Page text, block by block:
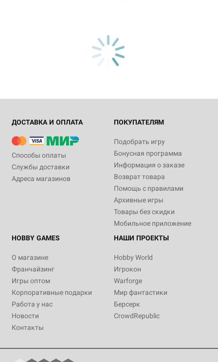
ДОСТАВКА И ОПЛАТА
Способы оплаты
Службы доставки
Адреса магазинов
ПОКУПАТЕЛЯМ
Подобрать игру
Бонусная программа
Информация о заказе
Возврат товара
Помощь с правилами
Архивные игры
Товары без скидки
Мобильное приложение
HOBBY GAMES
О магазине
Франчайзинг
Игры оптом
Корпоративные подарки
Работа у нас
Новости
Контакты
НАШИ ПРОЕКТЫ
Hobby World
Игрокон
Warforge
Мир фантастики
Берсерк
CrowdRepublic